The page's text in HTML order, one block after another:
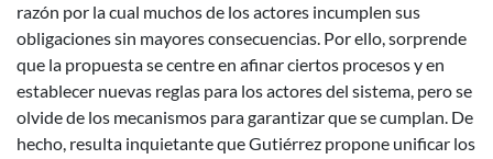
razón por la cual muchos de los actores incumplen sus
obligaciones sin mayores consecuencias. Por ello, sorprende
que la propuesta se centre en afinar ciertos procesos y en
establecer nuevas reglas para los actores del sistema, pero se
olvide de los mecanismos para garantizar que se cumplan. De
hecho, resulta inquietante que Gutiérrez propone unificar los